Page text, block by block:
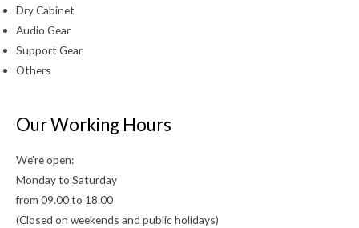
Dry Cabinet
Audio Gear
Support Gear
Others
Our Working Hours
We’re open:
Monday to Saturday
from 09.00 to 18.00
(Closed on weekends and public holidays)